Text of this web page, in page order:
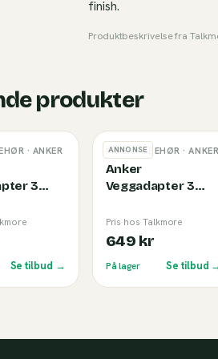
finish.
Produktbeskrivelse fra
produkter
· ANKER
3
Se tilbud →
ANNONSE
MOBILTILBEHØR · ANKER
Anker
Veggadapter 3
Pris hos Talkmore
649 kr
På lager Se tilbud